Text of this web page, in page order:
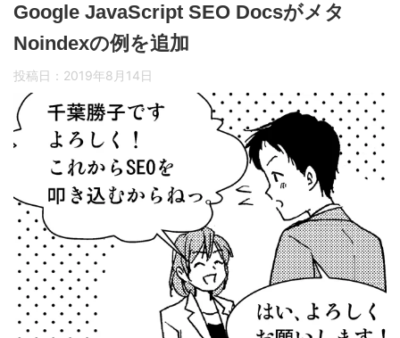
Google JavaScript SEO Docsがメタ
Noindexの例を追加
投稿日： 2019年8月14日